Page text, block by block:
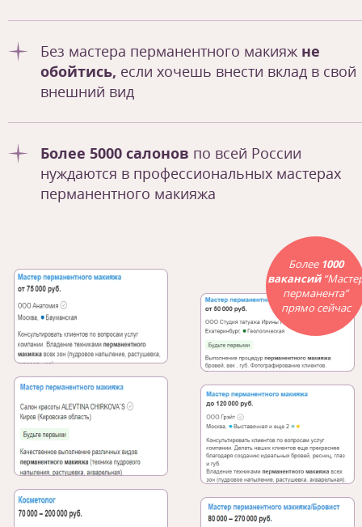
Более 1000
вакансий
перманента”
прямо сейчас
Без мастера перманентного макияж не
обойтись, если хочешь внести вклад в свой
внешний вид
Более 5000 салонов по всей России
нуждаются в профессиональных мастерах
перманентного макияжа